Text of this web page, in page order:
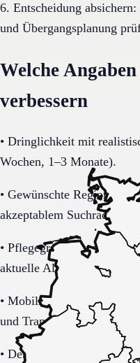
6. Entscheidung
und Übergangsplanung
Welche
verbessern
• Dringlichkeit mit
Wochen, 1–3 Monate).
• Gewünschte Region in
akzeptablem Suchradius.
• Pflegegrad-Status
aktuelle Alltagsbelastung.
• Mobilität (selbstständig,
und Transferbedarf.
• Demenzbezogene